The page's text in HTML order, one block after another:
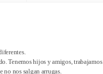
Tenemos hijos y amigos, trabajamos
nos salgan arrugas.